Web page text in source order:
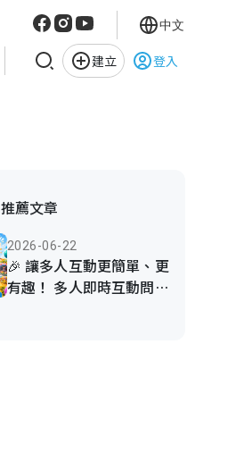
建立 登入
中文
推薦文章
2026-06-22
🎉 讓多人互動更簡單、更
有趣！ 多人即時互動問答